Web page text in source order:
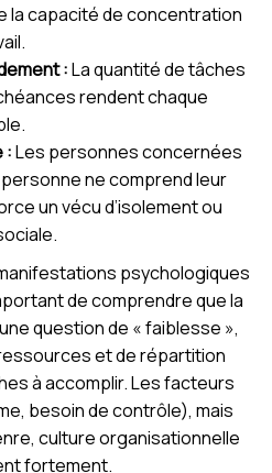
la capacité de concentration
:La quantité de tâches
rendent chaque
:Les personnes concernées
ne comprend leur
un vécu d’isolement ou
psychologiques
de comprendre que la
question de « faiblesse »,
et de répartition
à accomplir. Les facteurs
besoin de contrôle), mais
culture organisationnelle
fortement.